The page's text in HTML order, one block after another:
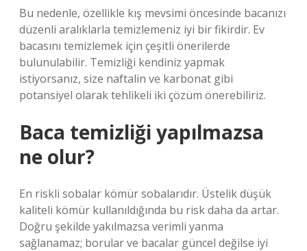
Bu nedenle, özellikle kış mevsimi öncesinde bacanızı
düzenli aralıklarla temizlemeniz iyi bir fikirdir. Ev
bacasını temizlemek için çeşitli önerilerde
bulunulabilir. Temizliği kendiniz yapmak
istiyorsanız, size naftalin ve karbonat gibi
potansiyel olarak tehlikeli iki çözüm önerebiliriz.
Baca temizliği yapılmazsa
ne olur?
En riskli sobalar kömür sobalarıdır. Üstelik düşük
kaliteli kömür kullanıldığında bu risk daha da artar.
Doğru şekilde yakılmazsa verimli yanma
sağlanamaz; borular ve bacalar güncel değilse iyi